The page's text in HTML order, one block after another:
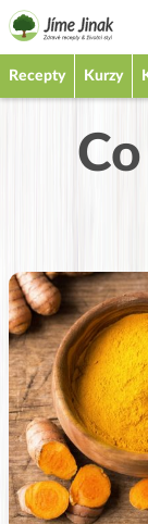
Recepty Kurzy